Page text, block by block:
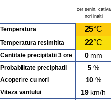
cer senin, cativa
nori inalti
Temperatura 25°C
Temperatura resimitita 22°C
Cantitate precipitatii 3 ore 0mm
Probabilitate precipitatii 5%
Acoperire cu nori 10%
Viteza vantului 19 km/h